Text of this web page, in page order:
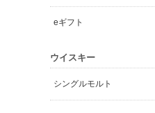
eギフト
ウイスキー
シングルモルト